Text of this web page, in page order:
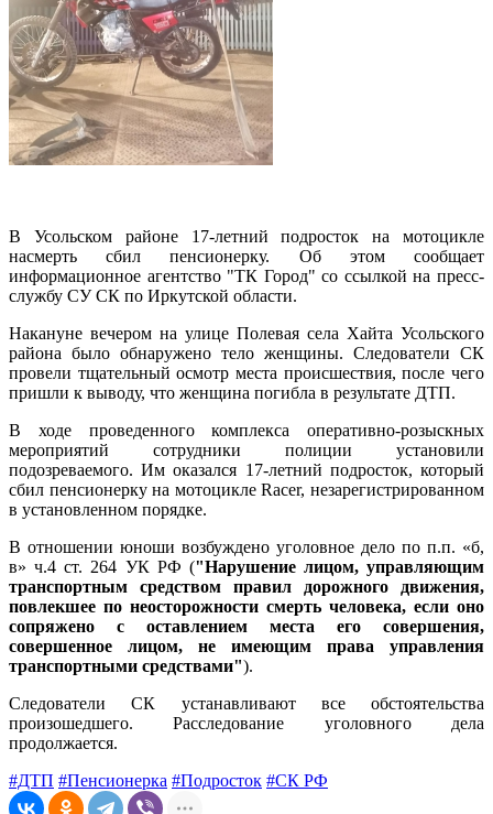
В Усольском районе 17-летний подросток на мотоцикле
насмерть сбил пенсионерку. Об этом сообщает
информационное агентство "ТК Город" со ссылкой на пресс-
службу СУ СК по Иркутской области.
Накануне вечером на улице Полевая села Хайта Усольского
района было обнаружено тело женщины. Следователи СК
провели тщательный осмотр места происшествия, после чего
пришли к выводу, что женщина погибла в результате ДТП.
В ходе проведенного комплекса оперативно-розыскных
мероприятий сотрудники полиции установили
подозреваемого. Им оказался 17-летний подросток, который
сбил пенсионерку на мотоцикле Racer, незарегистрированном
в установленном порядке.
В отношении юноши возбуждено уголовное дело по п.п. «б,
в» ч.4 ст. 264 УК РФ ("Нарушение лицом, управляющим
транспортным средством правил дорожного движения,
повлекшее по неосторожности смерть человека, если оно
сопряжено с оставлением места его совершения,
совершенное лицом, не имеющим права управления
транспортными средствами").
Следователи СК устанавливают все обстоятельства
произошедшего. Расследование уголовного дела
продолжается.
#ДТП #Пенсионерка #Подросток #СК РФ